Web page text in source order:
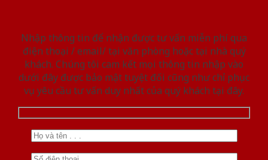
Nhập thông tin để nhận được tư vấn miễn phí qua
điện thoại / email/ tại văn phòng hoặc tại nhà quý
khách. Chúng tôi cam kết mọi thông tin nhập vào
dưới đây được bảo mật tuyệt đối cũng như chỉ phục
vụ yêu cầu tư vấn duy nhất của quý khách tại đây.